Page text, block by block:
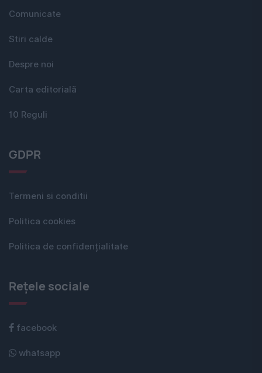
Comunicate
Stiri calde
Despre noi
Carta editorială
10 Reguli
GDPR
Termeni si conditii
Politica cookies
Politica de confidențialitate
Rețele sociale
facebook
whatsapp